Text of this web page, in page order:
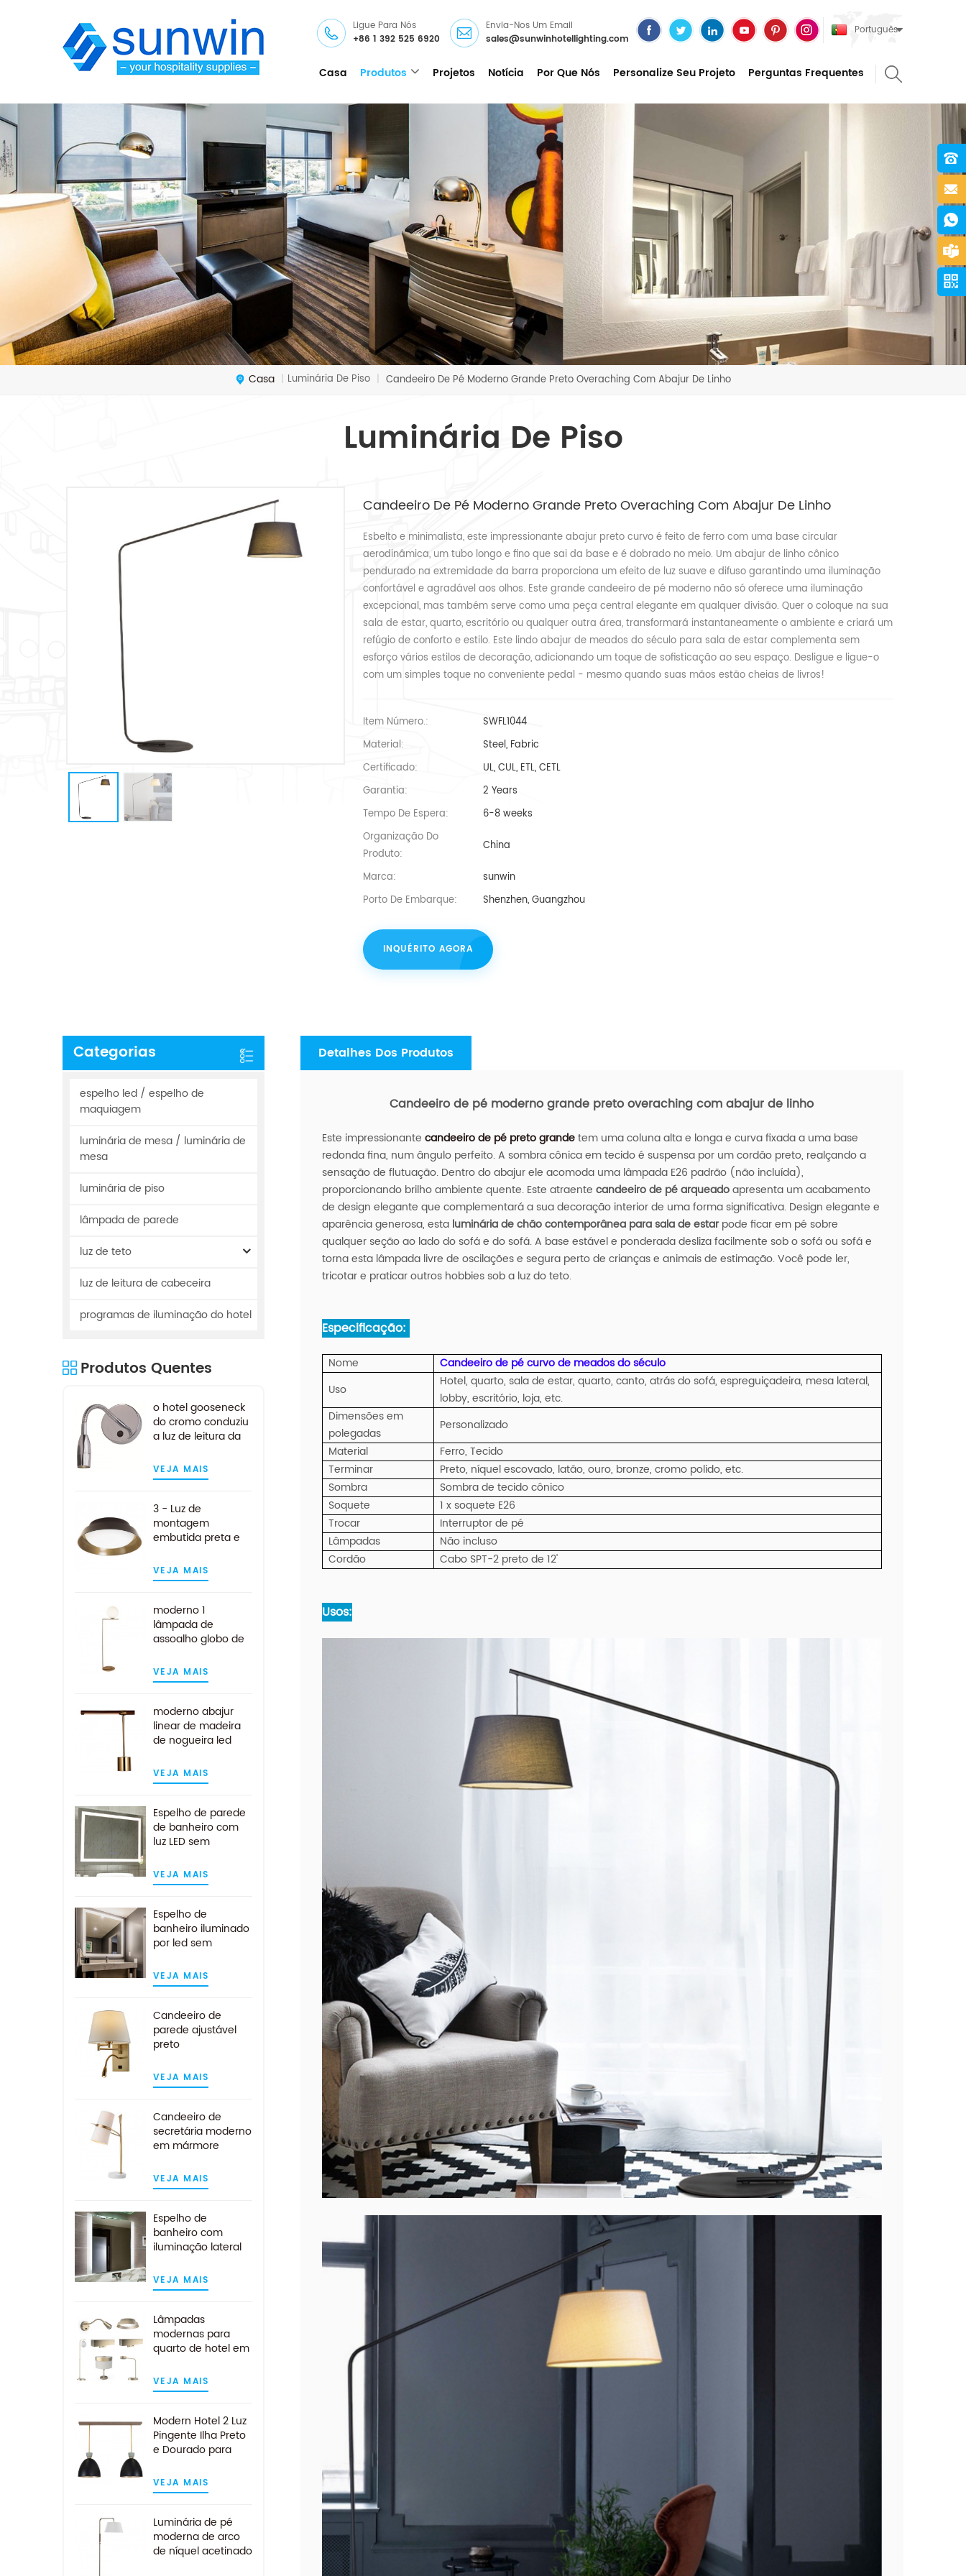
Português
Ligue Para Nós
+86 1 392 525 6920
Envia-Nos Um Email
sales@sunwinhotellighting.com
Casa Produtos Projetos Notícia Por Que Nós Personalize Seu Projeto Perguntas Frequentes
Casa | Luminária De Piso | Candeeiro De Pé Moderno Grande Preto Overaching Com Abajur De Linho
Luminária De Piso
Candeeiro De Pé Moderno Grande Preto Overaching Com Abajur De Linho
Esbelto e minimalista, este impressionante abajur preto curvo é feito de ferro com uma base circular
aerodinâmica, um tubo longo e fino que sai da base e é dobrado no meio. Um abajur de linho cônico
pendurado na extremidade da barra proporciona um efeito de luz suave e difuso garantindo uma iluminação
confortável e agradável aos olhos. Este grande candeeiro de pé moderno não só oferece uma iluminação
excepcional, mas também serve como uma peça central elegante em qualquer divisão. Quer o coloque na sua
sala de estar, quarto, escritório ou qualquer outra área, transformará instantaneamente o ambiente e criará um
refúgio de conforto e estilo. Este lindo abajur de meados do século para sala de estar complementa sem
esforço vários estilos de decoração, adicionando um toque de sofisticação ao seu espaço. Desligue e ligue-o
com um simples toque no conveniente pedal - mesmo quando suas mãos estão cheias de livros!
Item Número.:
SWFL1044
Material:
Steel, Fabric
Certificado:
UL, CUL, ETL, CETL
Garantia:
2 Years
Tempo De Espera:
6-8 weeks
Organização Do
Produto:
China
Marca:
sunwin
Porto De Embarque:
Shenzhen, Guangzhou
INQUÉRITO AGORA
Categorias
espelho led / espelho de
maquiagem
luminária de mesa / luminária de
mesa
luminária de piso
lâmpada de parede
luz de teto
luz de leitura de cabeceira
programas de iluminação do hotel
Produtos Quentes
o hotel gooseneck
do cromo conduziu
a luz de leitura da
VEJA MAIS
3 - Luz de
montagem
embutida preta e
VEJA MAIS
moderno 1
lâmpada de
assoalho globo de
clara com
acabamento em
VEJA MAIS
moderno abajur
linear de madeira
de nogueira led
em latão antigo
VEJA MAIS
Espelho de parede
de banheiro com
luz LED sem
personalizada e
almofada anti-
VEJA MAIS
Espelho de
banheiro iluminado
por led sem
contemporâneo
VEJA MAIS
Candeeiro de
parede ajustável
preto
com luz de leitura
LED
VEJA MAIS
Candeeiro de
secretária moderno
em mármore
com abajur em
tecido branco
VEJA MAIS
Espelho de
banheiro com
iluminação lateral
montagem na
parede do hotel
VEJA MAIS
Lâmpadas
modernas para
quarto de hotel em
personalizado
VEJA MAIS
Modern Hotel 2 Luz
Pingente Ilha Preto
e Dourado para
VEJA MAIS
Luminária de pé
moderna de arco
de níquel acetinado
Detalhes Dos Produtos
Candeeiro de pé moderno grande preto overaching com abajur de linho
Este impressionante candeeiro de pé preto grandetem uma coluna alta e longa e curva fixada a uma base
redonda fina, num ângulo perfeito. A sombra cônica em tecido é suspensa por um cordão preto, realçando a
sensação de flutuação. Dentro do abajur ele acomoda uma lâmpada E26 padrão (não incluída),
proporcionando brilho ambiente quente. Este atraente candeeiro de pé arqueadoapresenta um acabamento
de design elegante que complementará a sua decoração interior de uma forma significativa. Design elegante e
aparência generosa, esta luminária de chão contemporânea para sala de estarpode ficar em pé sobre
qualquer seção ao lado do sofá e do sofá. A base estável e ponderada desliza facilmente sob o sofá ou sofá e
torna esta lâmpada livre de oscilações e segura perto de crianças e animais de estimação. Você pode ler,
tricotar e praticar outros hobbies sob a luz do teto.
Especificação:
Nome
Candeeiro de pé curvo de meados do século
Uso
Hotel, quarto, sala de estar, quarto, canto, atrás do sofá, espreguiçadeira, mesa lateral,
lobby, escritório, loja, etc.
Dimensões em
polegadas
Personalizado
Material
Ferro, Tecido
Terminar
Preto, níquel escovado, latão, ouro, bronze, cromo polido, etc.
Sombra
Sombra de tecido cônico
Soquete
1 x soquete E26
Trocar
Interruptor de pé
Lâmpadas
Não incluso
Cordão
Cabo SPT-2 preto de 12'
Usos: